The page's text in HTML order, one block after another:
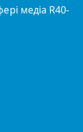
медіа R40-